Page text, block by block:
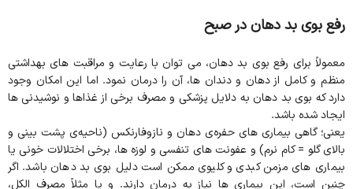
رفع بوی بد دهان در صبح
معمولاً برای رفع بوی بد دهان، می توان با رعایت و مراقبت های بهداشتی
منظم و کامل از دهان و دندان ها، آن را درمان نمود. اما این امکان وجود
دارد که بوی بد دهان به دلایل پزشکی و مصرف برخی از غذاها و‌ نوشیدنی ها
ایجاد شده باشد.
یعنی؛ گاهی بیماری های حفره‌ی دهان و نازوفارنکس (ناحیه‌ی پشت بینی و
بالای گلو = کام نرم) و عفونت های تنفسی و لوزه ها، برخی اختلالات خونی یا
بیماری های مزمن کبدی و کلیوی ممکن است دلیل بوی بد دهان باشد. اگر
چنین است، این بیماری ها نیاز به درمان دارند. و یا مثلاً مصرف الکل،